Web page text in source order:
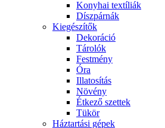
Konyhai textíliák
Díszpárnák
Kiegészítők
Dekoráció
Tárolók
Festmény
Óra
Illatosítás
Növény
Étkező szettek
Tükör
Háztartási gépek